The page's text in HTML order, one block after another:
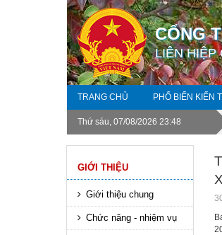
CỔNG
LIÊN HIỆP
TRANG CHỦ PHỔ BIẾN KIẾN
Thứ sáu, 07/08/2026 23:48
GIỚI THIỆU
Giới thiệu chung
Chức năng - nhiệm vụ